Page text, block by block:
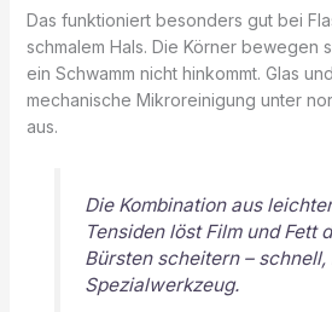
Das funktioniert besonders gut bei
schmalem Hals. Die Körner bewegen
ein Schwamm nicht hinkommt. Glas
mechanische Mikroreinigung unter
aus.
Die Kombination aus
Tensiden löst Film und Fett
Bürsten scheitern – schnell,
Spezialwerkzeug.